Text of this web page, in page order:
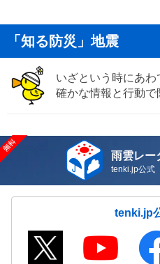
「知る防災」地震
いざという時にあわ
確かな情報と行動で
雨雲レー
tenki.jp公式
tenki.jp